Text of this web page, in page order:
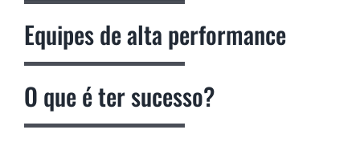
Equipes de alta performance
O que é ter sucesso?